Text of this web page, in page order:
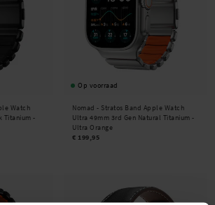
Watch
Titanium -
Op voorraad
Nomad - Stratos Band Apple Watch
Ultra 49mm 3rd Gen Natural Titanium -
Ultra Orange
€ 199,95